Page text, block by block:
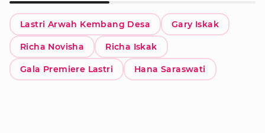
Lastri Arwah Kembang Desa Gary Iskak
Richa Novisha Richa Iskak
Gala Premiere Lastri Hana Saraswati